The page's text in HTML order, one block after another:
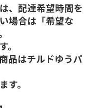
、配達希望時間を
場合は「希望な
品はチルドゆうパ
。